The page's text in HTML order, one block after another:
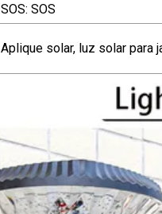
SOS: SOS
Aplique solar, luz solar para